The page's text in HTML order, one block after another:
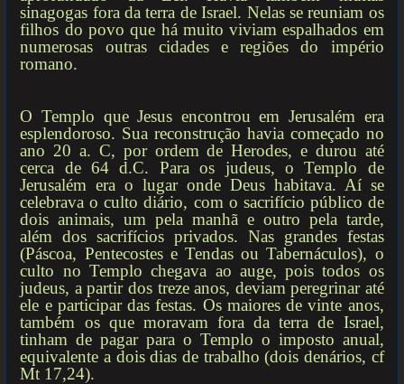
sinagogas fora da terra de Israel. Nelas se reuniam os
filhos do povo que há muito viviam espalhados em
numerosas outras cidades e regiões do império
romano.
O Templo que Jesus encontrou em Jerusalém era
esplendoroso. Sua reconstrução havia começado no
ano 20 a. C, por ordem de Herodes, e durou até
cerca de 64 d.C. Para os judeus, o Templo de
Jerusalém era o lugar onde Deus habitava. Aí se
celebrava o culto diário, com o sacrifício público de
dois animais, um pela manhã e outro pela tarde,
além dos sacrifícios privados. Nas grandes festas
(Páscoa, Pentecostes e Tendas ou Tabernáculos), o
culto no Templo chegava ao auge, pois todos os
judeus, a partir dos treze anos, deviam peregrinar até
ele e participar das festas. Os maiores de vinte anos,
também os que moravam fora da terra de Israel,
tinham de pagar para o Templo o imposto anual,
equivalente a dois dias de trabalho (dois denários, cf
Mt 17,24).